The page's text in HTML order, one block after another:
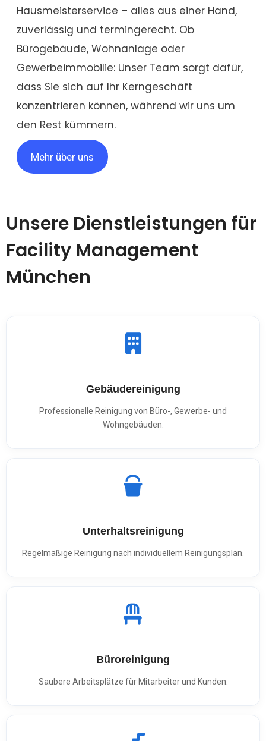
Hausmeisterservice – alles aus einer Hand,
zuverlässig und termingerecht. Ob
Bürogebäude, Wohnanlage oder
Gewerbeimmobilie: Unser Team sorgt dafür,
dass Sie sich auf Ihr Kerngeschäft
konzentrieren können, während wir uns um
den Rest kümmern.
Mehr über uns
Unsere Dienstleistungen für
Facility Management
München
Gebäudereinigung
Professionelle Reinigung von Büro-, Gewerbe- und
Wohngebäuden.
Unterhaltsreinigung
Regelmäßige Reinigung nach individuellem Reinigungsplan.
Büroreinigung
Saubere Arbeitsplätze für Mitarbeiter und Kunden.